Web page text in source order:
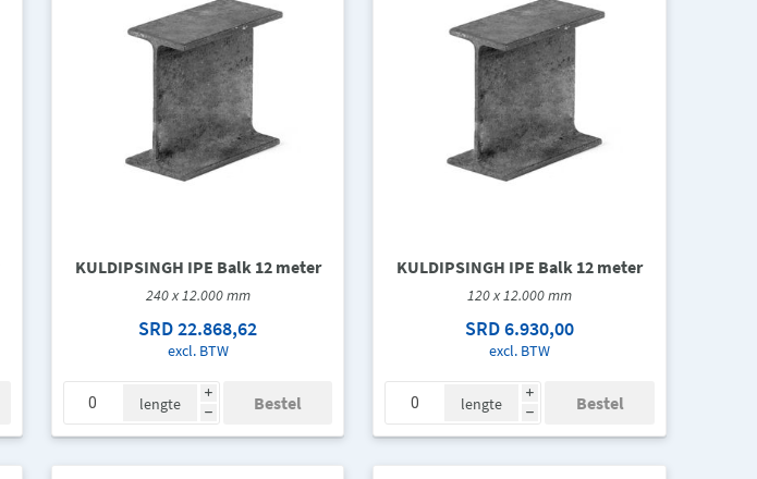
KULDIPSINGH IPE Balk 12 meter
240 x 12.000 mm
SRD 22.868,62
excl. BTW
i
h
lengte
KULDIPSINGH IPE Balk 12 meter
120 x 12.000 mm
SRD 6.930,00
excl. BTW
i
h
lengte